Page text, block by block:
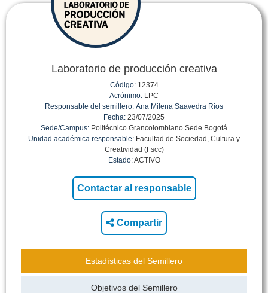
Laboratorio de producción creativa
Código:12374
Acrónimo: LPC
Responsable del semillero: Ana Milena Saavedra Rios
Fecha: 23/07/2025
Sede/Campus: Politécnico Grancolombiano Sede Bogotá
Unidad académica responsable: Facultad de Sociedad, Cultura y
Creatividad (Fscc)
Estado:ACTIVO
Compartir
Estadísticas del Semillero
Objetivos del Semillero